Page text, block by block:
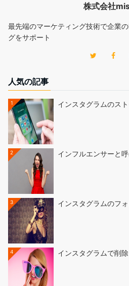
株式会社
最先端のマーケティング技術で企業
グをサポート
人気の記事
1 インスタグラムのス
2 インフルエンサーと
3 インスタグラムのフ
4 インスタグラムで削